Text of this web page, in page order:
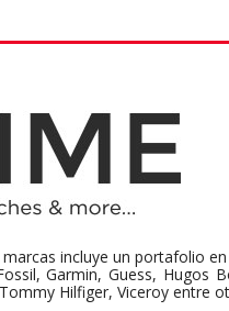
incluye un portafolio
Garmin, Guess, Hugos
Hilfiger, Viceroy entre